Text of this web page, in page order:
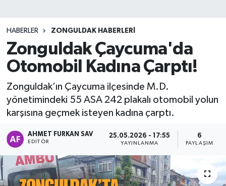
HABERLER ZONGULDAK HABERLERI
Zonguldak Çaycuma'da
Otomobil Kadına Çarptı!
Zonguldak’ın Çaycuma ilçesinde M.D.
yönetimindeki 55 ASA 242 plakalı otomobil yolun
karşısına geçmek isteyen kadına çarptı.
AHMET FURKAN SAV
EDITÖR
25.05.2026 - 17:55
YAYINLANMA
6
PAYLAŞIM
DÜZCE
EREĞLİ
GÖKÇEBEY
KARABÜK